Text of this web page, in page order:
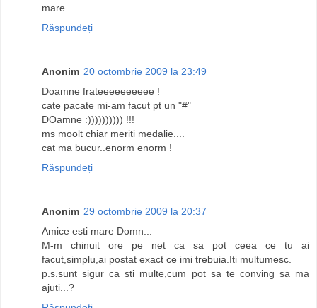
mare.
Răspundeți
Anonim 20 octombrie 2009 la 23:49
Doamne frateeeeeeeeee !
cate pacate mi-am facut pt un "#"
DOamne :)))))))))) !!!
ms moolt chiar meriti medalie....
cat ma bucur..enorm enorm !
Răspundeți
Anonim 29 octombrie 2009 la 20:37
Amice esti mare Domn...
M-m chinuit ore pe net ca sa pot ceea ce tu ai
facut,simplu,ai postat exact ce imi trebuia.Iti multumesc.
p.s.sunt sigur ca sti multe,cum pot sa te conving sa ma
ajuti...?